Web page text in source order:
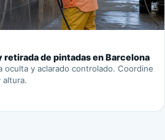
retirada de pintadas en Barcelona
oculta y aclarado controlado. Coordine
altura.